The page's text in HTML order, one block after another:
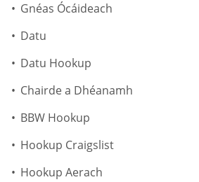
Gnéas Ócáideach
Datu
Datu Hookup
Chairde a Dhéanamh
BBW Hookup
Hookup Craigslist
Hookup Aerach